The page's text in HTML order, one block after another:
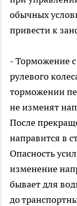
обычных
привести к
-Торможение
рулевого
торможении
не изменят
После
направится в
Опасность
изменение
бывает для
до